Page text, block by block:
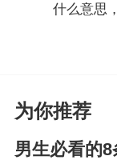
什么意思
为你推荐
男生必看的8